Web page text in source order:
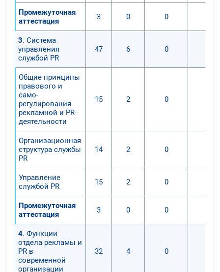
Промежуточная
аттестация
3 0 0
3. Система
управления
службой PR
47 6 0
Общие принципы
правового и
само-
регулирования
рекламной и PR-
деятельности
15 2 0
Организационная
структура службы
PR
14 2 0
Управление
службой PR
15 2 0
Промежуточная
аттестация
3 0 0
4. Функции
отдела рекламы и
PR в
современной
организации
32 4 0